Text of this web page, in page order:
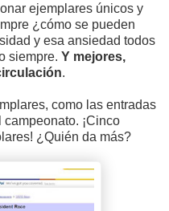
ejemplares únicos y
¿cómo se pueden
y esa ansiedad todos
siempre. Y mejores,
.
como las entradas
¡Cinco
¿Quién da más?